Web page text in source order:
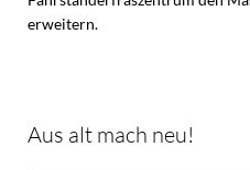
erweitern.
Aus alt mach neu!